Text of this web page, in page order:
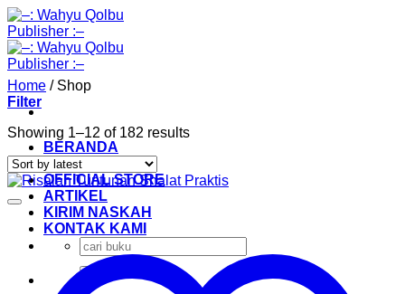
Skip
to
content
BERANDA
KATALOG
OFFICIAL STORE
ARTIKEL
KIRIM NASKAH
KONTAK KAMI
Search
for:
Home /Shop
Filter
Showing 1–12 of 182 resultsSorted